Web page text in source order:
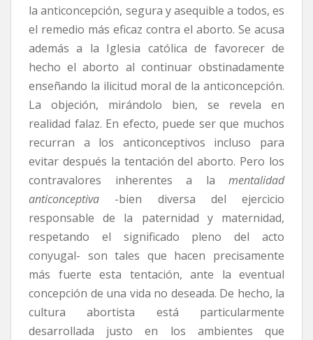
la anticoncepción, segura y asequible a todos, es
el remedio más eficaz contra el aborto. Se acusa
además a la Iglesia católica de favorecer de
hecho el aborto al continuar obstinadamente
enseñando la ilicitud moral de la anticoncepción.
La objeción, mirándolo bien, se revela en
realidad falaz. En efecto, puede ser que muchos
recurran a los anticonceptivos incluso para
evitar después la tentación del aborto. Pero los
contravalores inherentes a la mentalidad
anticonceptiva -bien diversa del ejercicio
responsable de la paternidad y maternidad,
respetando el significado pleno del acto
conyugal- son tales que hacen precisamente
más fuerte esta tentación, ante la eventual
concepción de una vida no deseada. De hecho, la
cultura abortista está particularmente
desarrollada justo en los ambientes que